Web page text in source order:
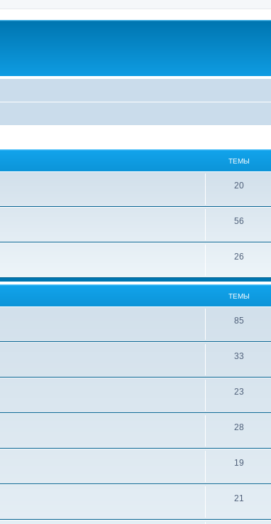
ТЕМЫ
20
56
26
ТЕМЫ
85
33
23
28
19
21